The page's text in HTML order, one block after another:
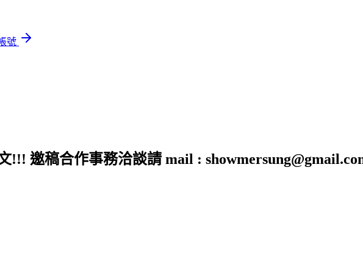
號
!!! 邀稿合作事務洽談請 mail :